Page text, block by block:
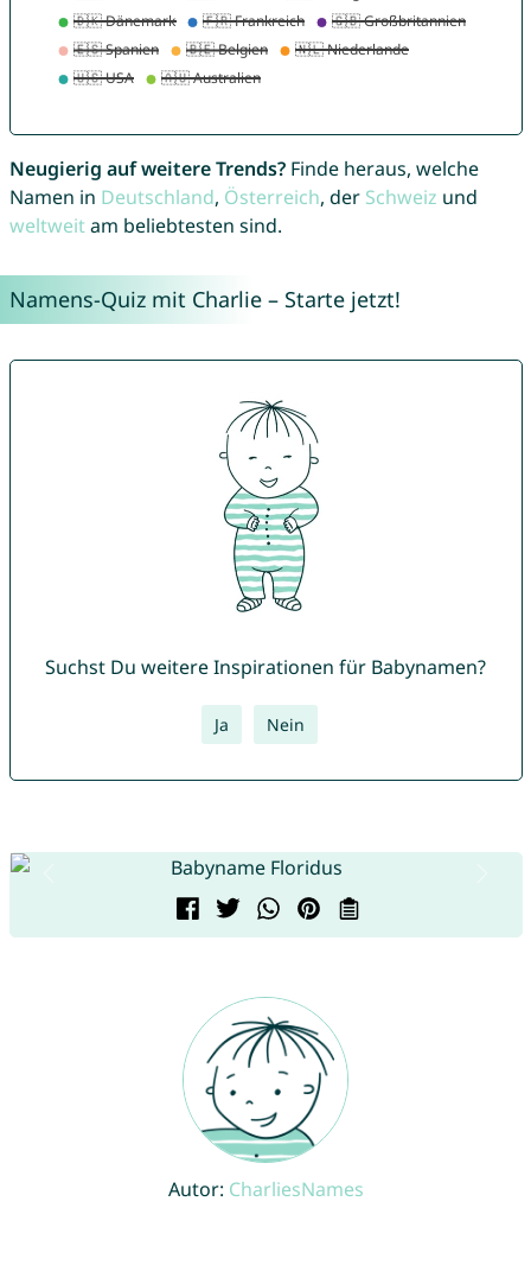
Neugierig auf weitere Trends?Finde heraus, welche
Namen in Deutschland, Österreich, der Schweiz und
weltweitam beliebtesten sind.
Namens-Quiz mit Charlie – Starte jetzt!
Suchst Du weitere Inspirationen für Babynamen?
Ja Nein
Autor: CharliesNames